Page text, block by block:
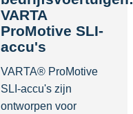
VARTA
ProMotive SLI-
accu's
VARTA® ProMotive
SLI-accu's zijn
ontworpen voor